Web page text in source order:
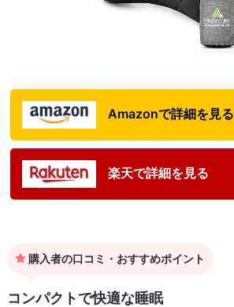
Amazonで詳細を見る
楽天で詳細を見る
購入者の口コミ・おすすめポイント
コンパクトで快適な睡眠